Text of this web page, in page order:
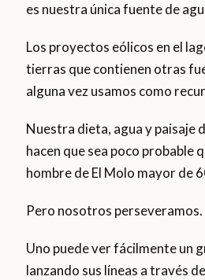
es nuestra única fuente de
Los proyectos eólicos en el
tierras que contienen otras
alguna vez usamos como
Nuestra dieta, agua y paisaje
hacen que sea poco probable
hombre de El Molo mayor de
Pero nosotros perseveramos.
Uno puede ver fácilmente un
lanzando sus líneas a través